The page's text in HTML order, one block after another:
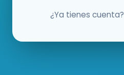
¿Ya tienes cuenta?